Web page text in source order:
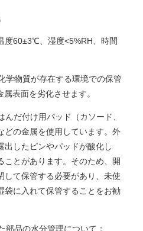
度60±3℃、湿度<5%RH、時間
学物質が存在する環境での保管
表面を劣化させます。
だ付け用パッド（カソード、
どの金属を使用しています。外
出したピンやパッドが酸化し
ことがあります。そのため、開
して保管する必要があり、未使
袋に入れて保管することをお勧
部品の水分管理について：